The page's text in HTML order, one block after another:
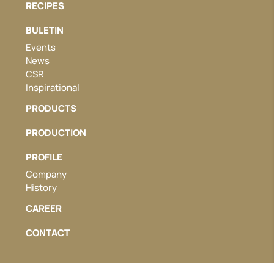
RECIPES
BULETIN
Events
News
CSR
Inspirational
PRODUCTS
PRODUCTION
PROFILE
Company
History
CAREER
CONTACT